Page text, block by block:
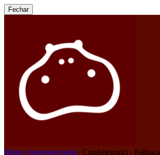
Fechar
Hippo Supermercados | Confeiteiro(a) - Palhoça